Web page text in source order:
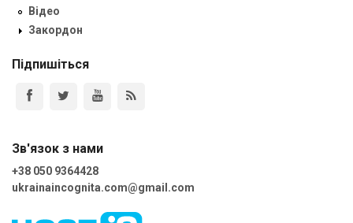
Відео
Закордон
Підпишіться
Зв'язок з нами
+38 050 9364428
ukrainaincognita.com@gmail.com